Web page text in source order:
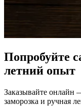
Попробуйте
летний опыт
Заказывайте онлайн
заморозка и ручная